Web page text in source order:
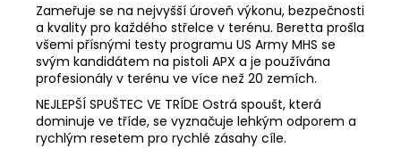
Zameřuje se na nejvyšší úroveň výkonu, bezpečnosti
a kvality pro každého střelce v terénu. Beretta prošla
všemi přísnými testy programu US Army MHS se
svým kandidátem na pistoli APX a je používána
profesionály v terénu ve více než 20 zemích.
NEJLEPŠÍ SPUŠTEC VE TRÍDE Ostrá spoušt, která
dominuje ve tříde, se vyznačuje lehkým odporem a
rychlým resetem pro rychlé zásahy cíle.